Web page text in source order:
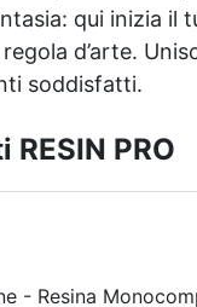
qui inizia il
d’arte.
soddisfatti.
RESIN PRO